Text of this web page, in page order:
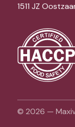
1511 JZ
© 2026 —